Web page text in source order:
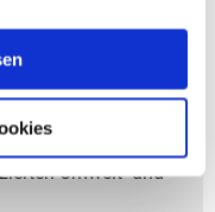
Produkt
aus
hat den Grünen
Umwelt- und